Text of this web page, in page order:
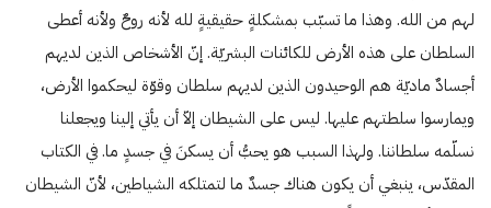
لهم من الله. وهذا ما تسبّب بمشكلةٍ حقيقيةٍ لله لأنه روحٌ ولأنه أعطى
السلطان على هذه الأرض للكائنات البشريّة. إنّ الأشخاص الذين لديهم
أجسادٌ ماديّة هم الوحيدون الذين لديهم سلطان وقوّة ليحكموا الأرض،
ويمارسوا سلطتهم عليها. ليس على الشيطان إلاّ أن يأتي إلينا ويجعلنا
نسلّمه سلطاننا. ولهذا السبب هو يحبُّ أن يسكنَ في جسدٍ ما. في الكتاب
المقدّس، ينبغي أن يكون هناك جسدٌ ما لتمتلكه الشياطين، لأنّ الشيطان